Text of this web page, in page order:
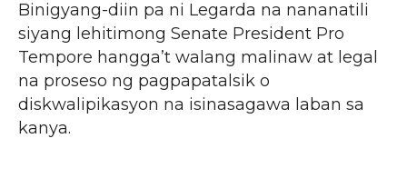
Binigyang-diin pa ni Legarda na nananatili
siyang lehitimong Senate President Pro
Tempore hangga’t walang malinaw at legal
na proseso ng pagpapatalsik o
diskwalipikasyon na isinasagawa laban sa
kanya.